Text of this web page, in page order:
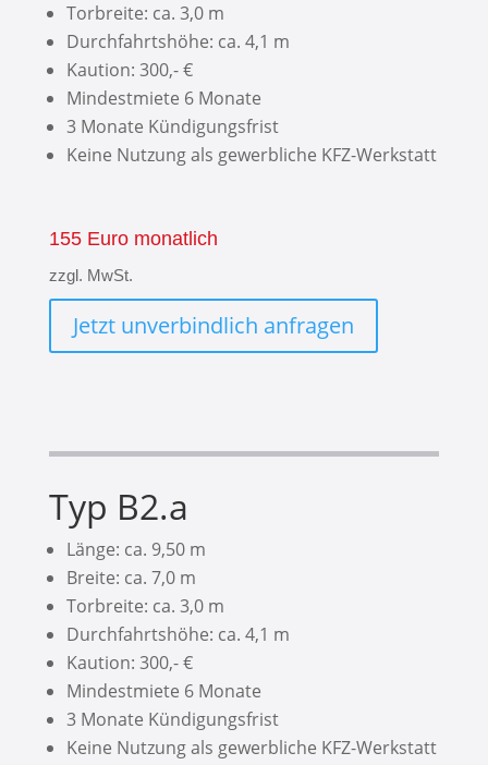
Torbreite: ca. 3,0 m
Durchfahrtshöhe: ca. 4,1 m
Kaution: 300,- €
Mindestmiete 6 Monate
3 Monate Kündigungsfrist
Keine Nutzung als gewerbliche KFZ-Werkstatt
155 Euro monatlich
zzgl. MwSt.
Jetzt unverbindlich anfragen
Typ B2.a
Länge: ca. 9,50 m
Breite: ca. 7,0 m
Torbreite: ca. 3,0 m
Durchfahrtshöhe: ca. 4,1 m
Kaution: 300,- €
Mindestmiete 6 Monate
3 Monate Kündigungsfrist
Keine Nutzung als gewerbliche KFZ-Werkstatt